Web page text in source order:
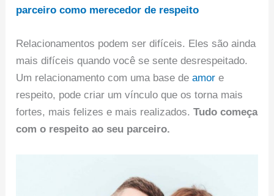
parceiro como merecedor de respeito
Relacionamentos podem ser difíceis. Eles são ainda
mais difíceis quando você se sente desrespeitado.
Um relacionamento com uma base deamor e
respeito, pode criar um vínculo que os torna mais
fortes, mais felizes e mais realizados.Tudo começa
com o respeito ao seu parceiro.